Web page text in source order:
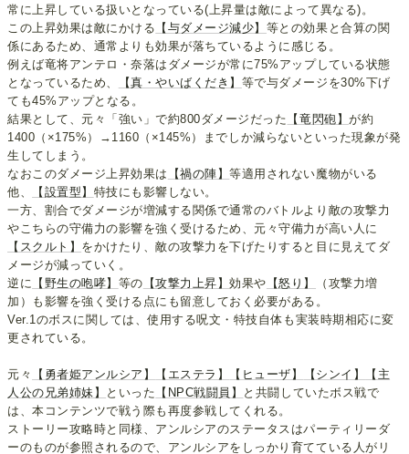
常に上昇している扱いとなっている(上昇量は敵によって異なる)。
この上昇効果は敵にかける 【与ダメージ減少】 等との効果と合算の関
係にあるため、通常よりも効果が落ちているように感じる。
例えば竜将アンテロ・奈落はダメージが常に75%アップしている状態
となっているため、
【真・やいばくだき】 等で与ダメージを30%下げ
ても45%アップとなる。
結果として、元々「強い」で約800ダメージだった 【竜閃砲】が約
1400（×175%）→1160（×145%）までしか減らないといった現象が発
生してしまう。
なおこのダメージ上昇効果は
【禍の陣】等適用されない魔物がいる
他、
【設置型】 特技にも影響しない。
一方、割合でダメージが増減する関係で通常のバトルより敵の攻撃力
やこちらの守備力の影響を強く受けるため、元々守備力が高い人に
【スクルト】 をかけたり、敵の攻撃力を下げたりすると目に見えてダ
メージが減っていく。
逆に 【野生の咆哮】 等の 【攻撃力上昇】効果や 【怒り】
（攻撃力増
加）も影響を強く受ける点にも留意しておく必要がある。
Ver.1のボスに関しては、使用する呪文・特技自体も実装時期相応に変
更されている。
元々 【勇者姫アンルシア】 【エステラ】 【ヒューザ】 【シンイ】
【主
人公の兄弟姉妹】
といった 【NPC戦闘員】
と共闘していたボス戦で
は、本コンテンツで戦う際も再度参戦してくれる。
ストーリー攻略時と同様、アンルシアのステータスはパーティリーダ
ーのものが参照されるので、アンルシアをしっかり育てている人がリ